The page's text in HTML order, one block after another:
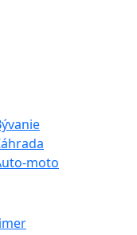
moto